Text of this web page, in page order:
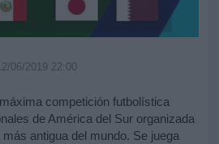
06/2019 22:00
competición futbolística
de América del Sur organizada
antigua del mundo. Se juega